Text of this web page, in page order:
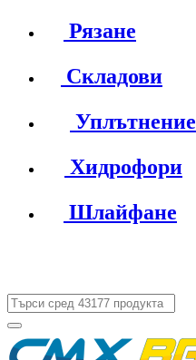
Рязане
Складови
Уплътнение
Хидрофори
Шлайфане